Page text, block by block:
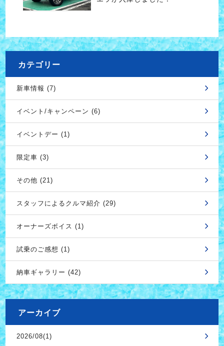
カテゴリー
新車情報 (7)
イベント/キャンペーン (6)
イベントデー (1)
限定車 (3)
その他 (21)
スタッフによるクルマ紹介 (29)
オーナーズボイス (1)
試乗のご感想 (1)
納車ギャラリー (42)
アーカイブ
2026/08(1)